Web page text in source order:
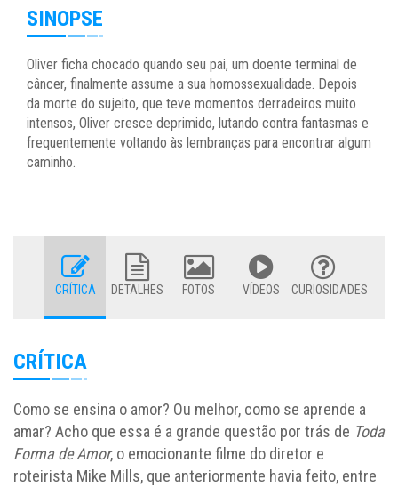
SINOPSE
Oliver ficha chocado quando seu pai, um doente terminal de
câncer, finalmente assume a sua homossexualidade. Depois
da morte do sujeito, que teve momentos derradeiros muito
intensos, Oliver cresce deprimido, lutando contra fantasmas e
frequentemente voltando às lembranças para encontrar algum
caminho.
CRÍTICA DETALHES FOTOS VÍDEOS CURIOSIDADES
CRÍTICA
Como se ensina o amor? Ou melhor, como se aprende a
amar? Acho que essa é a grande questão por trás de Toda
Forma de Amor, o emocionante filme do diretor e
roteirista Mike Mills, que anteriormente havia feito, entre